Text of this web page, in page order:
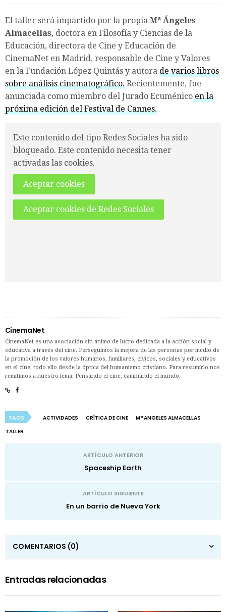
El taller será impartido por la propia Mª Ángeles
Almacellas, doctora en Filosofía y Ciencias de la
Educación, directora de Cine y Educación de
CinemaNet en Madrid, responsable de Cine y Valores
en la Fundación López Quintás y autora de varios libros
sobre análisis cinematográfico. Recientemente, fue
anunciada como miembro del Jurado Ecuménico en la
próxima edición del Festival de Cannes.
Este contenido del tipo Redes Sociales ha sido
bloqueado. Este contenido necesita tener
activadas las cookies.
Aceptar cookies
Aceptar cookies de Redes Sociales
CinemaNet
CinemaNet es una asociación sin ánimo de lucro dedicada a la acción social y
educativa a través del cine. Perseguimos la mejora de las personas por medio de
la promoción de los valores humanos, familiares, cívicos, sociales y educativos
en el cine, todo ello desde la óptica del humanismo cristiano. Para resumirlo nos
remitimos a nuestro lema: Pensando el cine, cambiando el mundo.
TAGS ACTIVIDADES CRÍTICA DE CINE
Mª ANGELES ALMACELLAS
TALLER
ARTÍCULO ANTERIOR
Spaceship Earth
ARTÍCULO SIGUIENTE
En un barrio de Nueva York
COMENTARIOS (0)
Entradas relacionadas